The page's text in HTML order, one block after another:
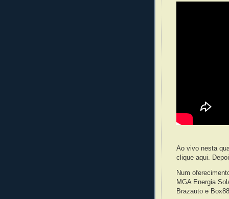
Ao vivo nesta
clique aqui.
Num
MGA Energia
Brazauto e